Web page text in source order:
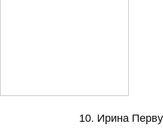
10. Ирина